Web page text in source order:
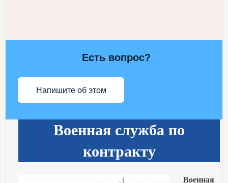
Есть вопрос?
Напишите об этом
Военная служба по
контракту
Военная